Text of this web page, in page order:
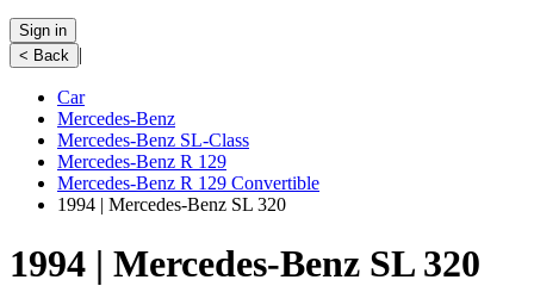
Sign in
< Back |
Car
Mercedes-Benz
Mercedes-Benz SL-Class
Mercedes-Benz R 129
Mercedes-Benz R 129 Convertible
1994 | Mercedes-Benz SL 320
1994 | Mercedes-Benz SL 320